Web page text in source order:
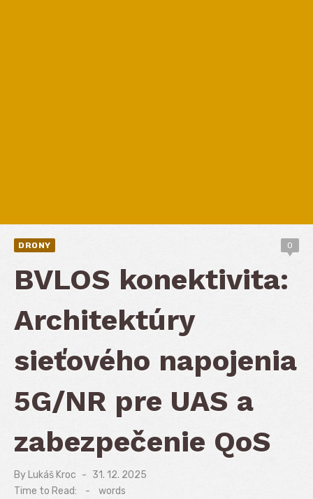
DRONY 0
BVLOS konektivita:
Architektúry
sieťového napojenia
5G/NR pre UAS a
zabezpečenie QoS
By Lukáš Kroc
Posted
on
31. 12. 2025
Time to Read:
- words